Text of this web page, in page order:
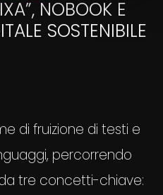
NOBOOK E
SOSTENIBILE
di fruizione di testi e
percorrendo
tre concetti-chiave: